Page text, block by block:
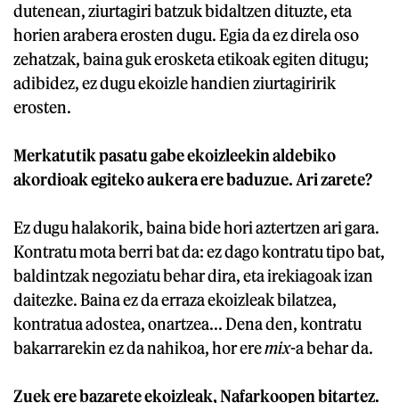
dutenean, ziurtagiri batzuk bidaltzen dituzte, eta
horien arabera erosten dugu. Egia da ez direla oso
zehatzak, baina guk erosketa etikoak egiten ditugu;
adibidez, ez dugu ekoizle handien ziurtagiririk
erosten.
Merkatutik pasatu gabe ekoizleekin aldebiko
akordioak egiteko aukera ere baduzue. Ari zarete?
Ez dugu halakorik, baina bide hori aztertzen ari gara.
Kontratu mota berri bat da: ez dago kontratu tipo bat,
baldintzak negoziatu behar dira, eta irekiagoak izan
daitezke. Baina ez da erraza ekoizleak bilatzea,
kontratua adostea, onartzea... Dena den, kontratu
bakarrarekin ez da nahikoa, hor eremix-a behar da.
Zuek ere bazarete ekoizleak, Nafarkoopen bitartez.